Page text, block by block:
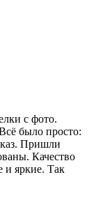
с фото.
было просто:
Пришли
Качество
и яркие. Так